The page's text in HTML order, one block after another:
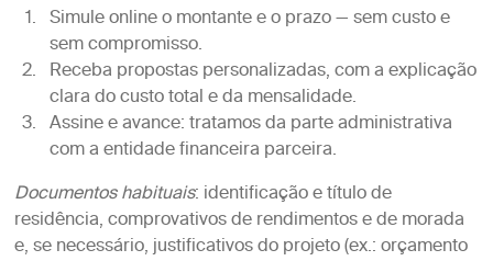
Simule online o montante e o prazo — sem custo e
sem compromisso.
Receba propostas personalizadas, com a explicação
clara do custo total e da mensalidade.
Assine e avance: tratamos da parte administrativa
com a entidade financeira parceira.
Documentos habituais: identificação e título de
residência, comprovativos de rendimentos e de morada
e, se necessário, justificativos do projeto (ex.: orçamento